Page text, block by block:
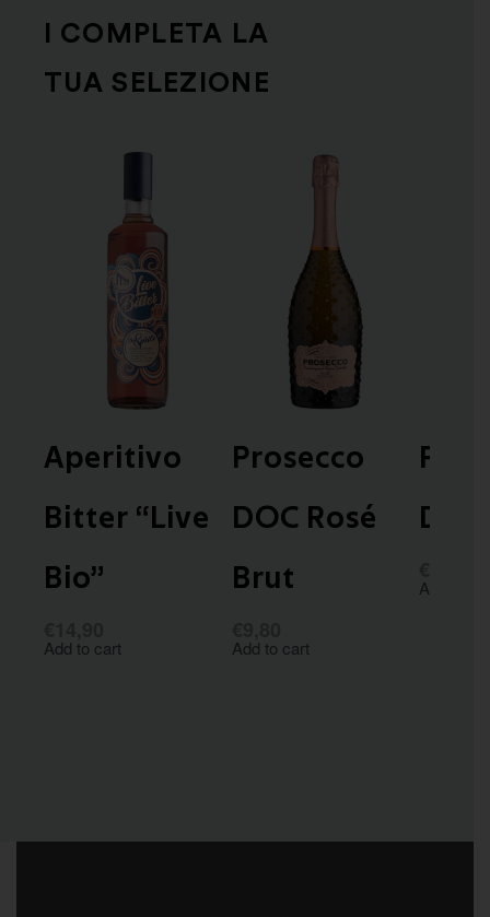
COMPLETA LA
TUA SELEZIONE
Aperitivo
Bitter “Live
Bio”
Add to cart
Prosecco
DOC Rosé
Brut
Add to cart
Add to